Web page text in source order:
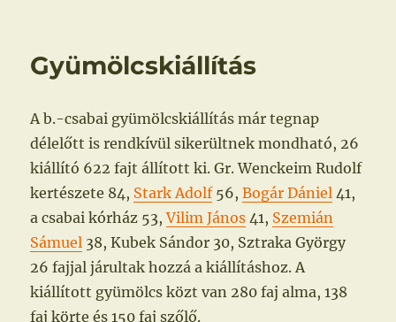
Gyümölcskiállítás
A b.-csabai gyümölcskiállítás már tegnap
délelőtt is rendkívül sikerültnek mondható, 26
kiállító 622 fajt állított ki. Gr. Wenckeim Rudolf
kertészete 84, Stark Adolf56,Bogár Dániel 41,
a csabai kórház 53,Vilim János 41, Szemián
Sámuel 38, Kubek Sándor 30, Sztraka György
26 fajjal járultak hozzá a kiállításhoz. A
kiállított gyümölcs közt van 280 faj alma, 138
faj körte és 150 faj szőlő.